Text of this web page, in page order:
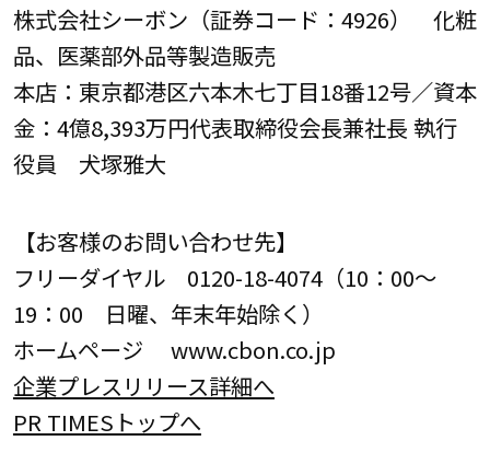
株式会社シーボン（証券コード：4926） 化粧
品、医薬部外品等製造販売
本店：東京都港区六本木七丁目18番12号／資本
金：4億8,393万円代表取締役会長兼社長 執行
役員 犬塚雅大
【お客様のお問い合わせ先】
フリーダイヤル 0120-18-4074（10：00～
19：00 日曜、年末年始除く）
ホームページ www.cbon.co.jp
企業プレスリリース詳細へ
PR TIMESトップへ